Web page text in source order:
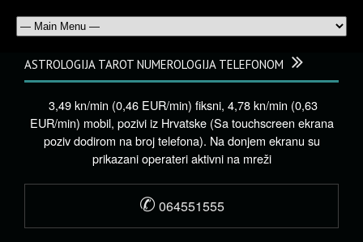
ASTROLOGIJA TAROT NUMEROLOGIJA TELEFONOM
3,49 kn/min (0,46 EUR/min) fiksni, 4,78 kn/min (0,63
EUR/min) mobil, pozivi iz Hrvatske (Sa touchscreen ekrana
poziv dodirom na broj telefona). Na donjem ekranu su
prikazani operateri aktivni na mreži
✆ 064551555